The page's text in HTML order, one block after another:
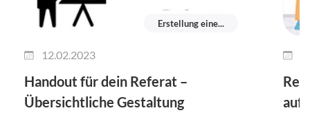
Erstellung eine...
12.02.2023
Handout für dein Referat –
Übersichtliche Gestaltung
auf